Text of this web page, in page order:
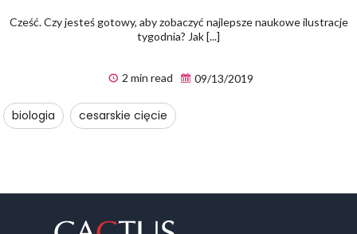
Cześć. Czy jesteś gotowy, aby zobaczyć najlepsze naukowe ilustracje
tygodnia? Jak [...]
2 min read 09/13/2019
biologia cesarskie cięcie